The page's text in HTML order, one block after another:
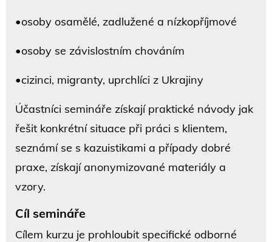
•osoby osamělé, zadlužené a nízkopříjmové
•osoby se závislostním chováním
•cizinci, migranty, uprchlíci z Ukrajiny
Účastníci semináře získají praktické návody jak
řešit konkrétní situace při práci s klientem,
seznámí se s kazuistikami a případy dobré
praxe, získají anonymizované materiály a
vzory.
Cíl semináře
Cílem kurzu je prohloubit specifické odborné